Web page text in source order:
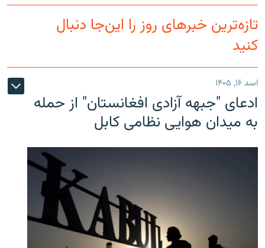
تازه‌ترین خبرهای روز را این‌جا دنبال
کنید
اسد ۱۶, ۱۴۰۵
ادعای "جبهه آزادی افغانستان" از حمله
به میدان هوایی نظامی کابل